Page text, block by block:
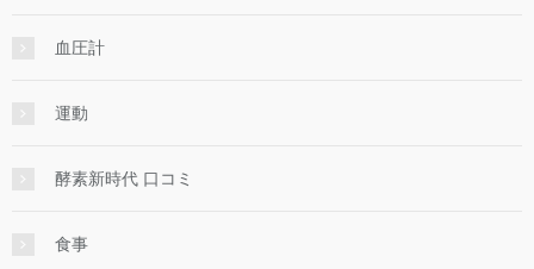
血圧計
運動
酵素新時代 口コミ
食事